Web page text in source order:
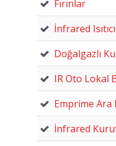
Fırınlar
İnfrared
Doğalgazlı
IR Oto Lokal
Emprime Ara
İnfrared